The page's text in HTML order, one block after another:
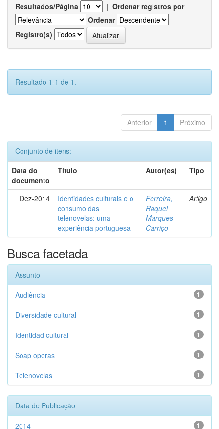
Resultados/Página | Ordenar registros por
Ordenar
Registro(s)
Resultado 1-1 de 1.
Anterior 1 Próximo
Conjunto de itens:
Data do
documento
Título Autor(es) Tipo
Dez-2014
Identidades culturais e o
consumo das
telenovelas: uma
experiência portuguesa
Ferreira,
Raquel
Marques
Carriço
Artigo
Busca facetada
Assunto
1
Audiência
1
Diversidade cultural
1
Identidad cultural
1
Soap operas
1
Telenovelas
Data de Publicação
1
2014